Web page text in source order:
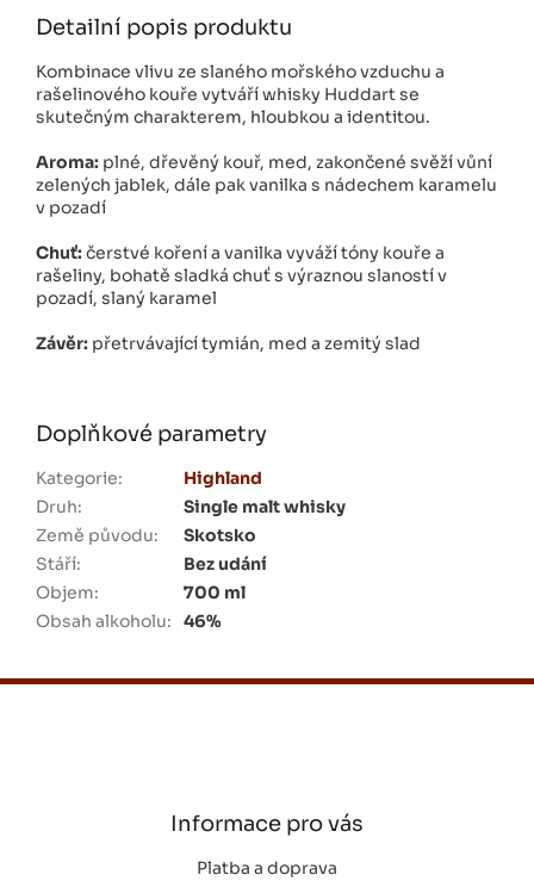
Detailní popis produktu
Kombinace vlivu ze slaného mořského vzduchu a
rašelinového kouře vytváří whisky Huddart se
skutečným charakterem, hloubkou a identitou.
Aroma: plné, dřevěný kouř, med, zakončené svěží vůní
zelených jablek, dále pak vanilka s nádechem karamelu
v pozadí
Chuť:čerstvé koření a vanilka vyváží tóny kouře a
rašeliny, bohatě sladká chuť s výraznou slaností v
pozadí, slaný karamel
Závěr: přetrvávající tymián, med a zemitý slad
Doplňkové parametry
Kategorie:
Highland
Druh:
Single malt whisky
Země původu:
Skotsko
Stáří:
Bez udání
Objem:
700 ml
Obsah alkoholu: 46%
Z
Informace pro vás
Platba a doprava